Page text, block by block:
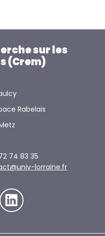
sur les
(Crem)
Rabelais
74 83 35
lorraine.fr